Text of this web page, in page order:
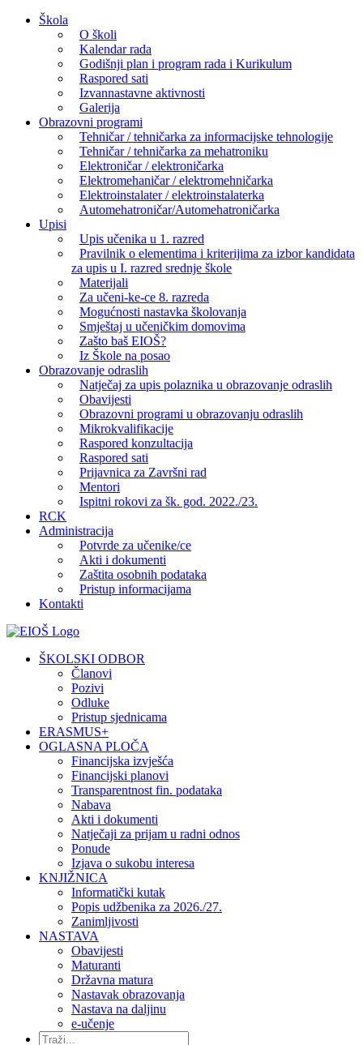
Skip
Škola
O školi
Kalendar rada
Godišnji plan i program rada i Kurikulum
Raspored sati
Izvannastavne aktivnosti
Galerija
Obrazovni programi
Tehničar / tehničarka za informacijske tehnologije
Tehničar / tehničarka za mehatroniku
Elektroničar / elektroničarka
Elektromehaničar / elektromehničarka
Elektroinstalater / elektroinstalaterka
Automehatroničar/Automehatroničarka
Upisi
Upis učenika u 1. razred
Pravilnik o elementima i kriterijima za izbor kandidata
za upis u I. razred srednje škole
Materijali
Za učeni-ke-ce 8. razreda
Mogućnosti nastavka školovanja
Smještaj u učeničkim domovima
Zašto baš EIOŠ?
Iz Škole na posao
Obrazovanje odraslih
Natječaj za upis polaznika u obrazovanje odraslih
Obavijesti
Obrazovni programi u obrazovanju odraslih
Mikrokvalifikacije
Raspored konzultacija
Raspored sati
Prijavnica za Završni rad
Mentori
Ispitni rokovi za šk. god. 2022./23.
RCK
Administracija
Potvrde za učenike/ce
Akti i dokumenti
Zaštita osobnih podataka
Pristup informacijama
Kontakti
Facebook
YouTube
X
Pinterest
ŠKOLSKI ODBOR
Članovi
Pozivi
Odluke
Pristup sjednicama
ERASMUS+
OGLASNA PLOČA
Financijska izvješća
Financijski planovi
Transparentnost fin. podataka
Nabava
Akti i dokumenti
Natječaji za prijam u radni odnos
Ponude
Izjava o sukobu interesa
KNJIŽNICA
Informatički kutak
Popis udžbenika za 2026./27.
Zanimljivosti
NASTAVA
Obavijesti
Maturanti
Državna matura
Nastavak obrazovanja
Nastava na daljinu
e-učenje
Traži...